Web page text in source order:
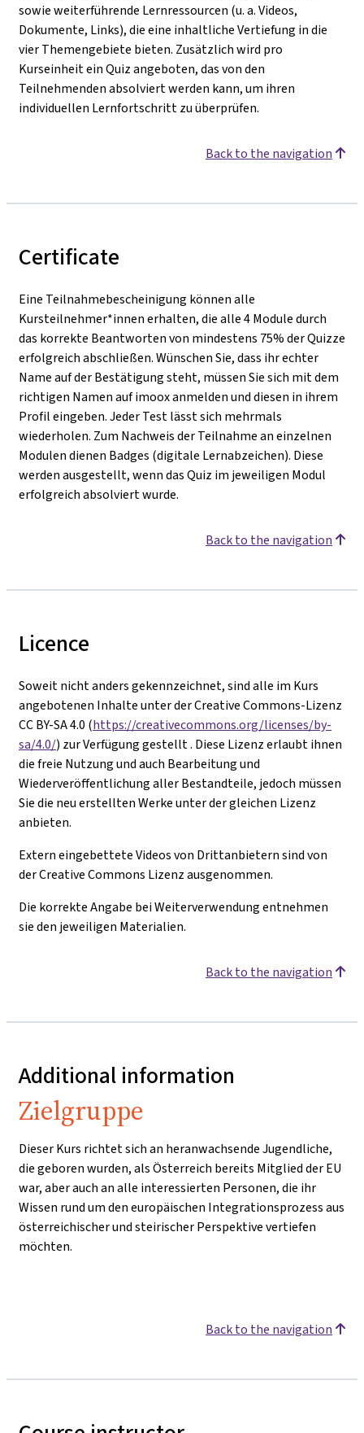
sowie weiterführende Lernressourcen (u. a. Videos,
Dokumente, Links), die eine inhaltliche Vertiefung in die
vier Themengebiete bieten. Zusätzlich wird pro
Kurseinheit ein Quiz angeboten, das von den
Teilnehmenden absolviert werden kann, um ihren
individuellen Lernfortschritt zu überprüfen.
Back to the navigation
Certificate
Eine Teilnahmebescheinigung können alle
Kursteilnehmer*innen erhalten, die alle 4 Module durch
das korrekte Beantworten von mindestens 75% der Quizze
erfolgreich abschließen. Wünschen Sie, dass ihr echter
Name auf der Bestätigung steht, müssen Sie sich mit dem
richtigen Namen auf imoox anmelden und diesen in ihrem
Profil eingeben. Jeder Test lässt sich mehrmals
wiederholen. Zum Nachweis der Teilnahme an einzelnen
Modulen dienen Badges (digitale Lernabzeichen). Diese
werden ausgestellt, wenn das Quiz im jeweiligen Modul
erfolgreich absolviert wurde.
Back to the navigation
Licence
Soweit nicht anders gekennzeichnet, sind alle im Kurs
angebotenen Inhalte unter der Creative Commons-Lizenz
CC BY-SA 4.0 (https://creativecommons.org/licenses/by-
sa/4.0/) zur Verfügung gestellt . Diese Lizenz erlaubt ihnen
die freie Nutzung und auch Bearbeitung und
Wiederveröffentlichung aller Bestandteile, jedoch müssen
Sie die neu erstellten Werke unter der gleichen Lizenz
anbieten.
Extern eingebettete Videos von Drittanbietern sind von
der Creative Commons Lizenz ausgenommen.
Die korrekte Angabe bei Weiterverwendung entnehmen
sie den jeweiligen Materialien.
Back to the navigation
Additional information
Zielgruppe
Dieser Kurs richtet sich an heranwachsende Jugendliche,
die geboren wurden, als Österreich bereits Mitglied der EU
war, aber auch an alle interessierten Personen, die ihr
Wissen rund um den europäischen Integrationsprozess aus
österreichischer und steirischer Perspektive vertiefen
möchten.
Back to the navigation